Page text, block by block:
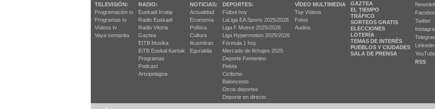
TELEVISIÓN:
Programación tv
Programas tv
Vídeos tv
Vaya semanita
RADIO:
Euskadi Irratia
Radio Euskadi
Radio Vitoria
Gaztea
EITB Musika
EiTB Euskal Kantak
Programas
Podcast
Artxipelagoa
NOTICIAS:
Actualidad
Economía
Política
Cultura
Ikusmiran
Eguraldia
DEPORTES:
Fútbol hoy
LaLiga EA Sports 2025/2026
Liga F Moeve 2025/2026
Liga Hypermotion 2025/2026
Fórmula 1 hoy
Mercado de fichajes 2025
Deporte Femenino
Pelota
Ciclismo
Baloncesto
Otros deportes
Deporte en directo
VÍDEO MULTIMEDIA
Top Vídeos
Fotos
Audios
GAZTEA
EL TIEMPO
TRÁFICO
SORTEOS GRATIS
ELECCIONES
LOTERÍA
TEMAS DE INTERÉS
PUEBLOS Y CIUDADES
SALA DE PRENSA
Twitter
Linkedin
RSS